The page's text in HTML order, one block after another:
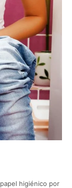
higiénico por